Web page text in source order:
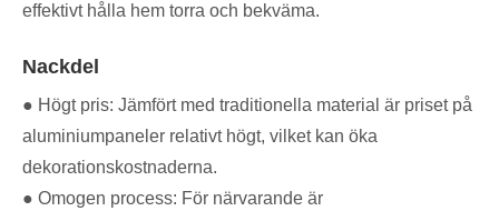
effektivt hålla hem torra och bekväma.
Nackdel
● Högt pris: Jämfört med traditionella material är priset på
aluminiumpaneler relativt högt, vilket kan öka
dekorationskostnaderna.
● Omogen process: För närvarande är